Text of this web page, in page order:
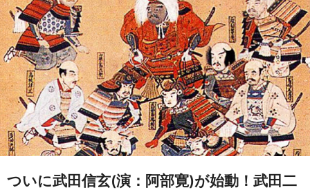
ついに武田信玄(演：阿部寛)が始動！武田二